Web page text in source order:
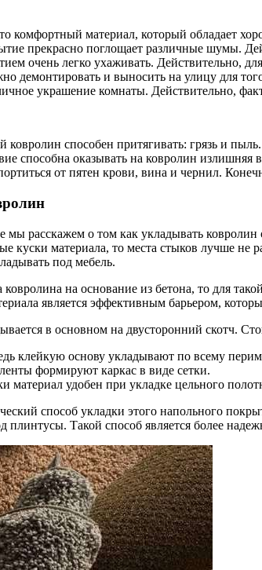
комфортный материал, который обладает
прекрасно поглощает различные шумы.
очень легко ухаживать. Действительно,
демонтировать и выносить на улицу для
украшение комнаты. Действительно,
ковролин способен притягивать: грязь и
способна оказывать на ковролин излишняя
от пятен крови, вина и чернил.
мы расскажем о том как укладывать
куски материала, то места стыков лучше не
под мебель.
на основание из бетона, то для
является эффективным барьером,
в основном на двусторонний скотч.
клейкую основу укладывают по всему
формируют каркас в виде сетки.
материал удобен при укладке цельного
способ укладки этого напольного
Такой способ является более